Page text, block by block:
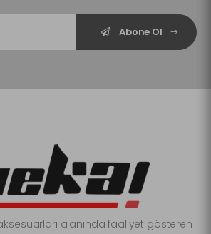
Abone Ol
alanında faaliyet gösteren